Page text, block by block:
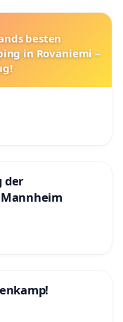
besten
in Rovaniemi –
der